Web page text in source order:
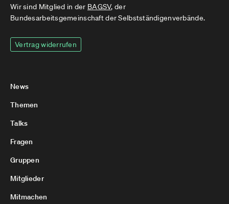
Wir sind Mitglied in der BAGSV, der
Bundesarbeitsgemeinschaft der Selbstständigenverbände.
Vertrag widerrufen
News
Themen
Talks
Fragen
Gruppen
Mitglieder
Mitmachen